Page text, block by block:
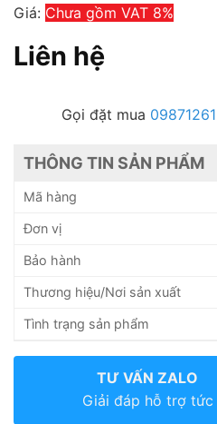
Giá: Chưa gồm VAT 8%
Liên hệ
Gọi đặt mua
THÔNG TIN SẢN PHẨM
Mã hàng
Đơn vị
Bảo hành
Thương hiệu/Nơi sản xuất
Tình trạng sản phẩm
TƯ VẤN ZALO
Giải đáp hỗ trợ tức